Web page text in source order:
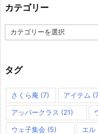
カテゴリー
テ
ー
タグ
さくら庵 (7) アイテム
アッパークラス (21)
ウェ子集会 (5) エル